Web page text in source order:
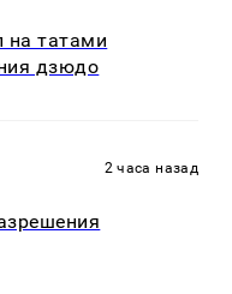
на татами
дзюдо
2 часа назад